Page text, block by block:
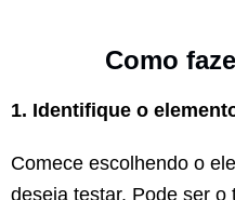
Como
1. Identifique o
Comece escolhendo o
deseja testar. Pode ser